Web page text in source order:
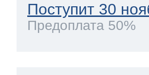
Поступит 30
Предоплата 50%